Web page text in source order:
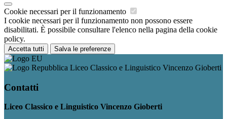
Cookie necessari per il funzionamento
I cookie necessari per il funzionamento non possono essere
disabilitati. È possibile consultare l'elenco nella pagina della cookie
policy.
Accetta tutti Salva le preferenze
Liceo Classico e Linguistico Vincenzo Gioberti
Contatti
Liceo Classico e Linguistico Vincenzo Gioberti